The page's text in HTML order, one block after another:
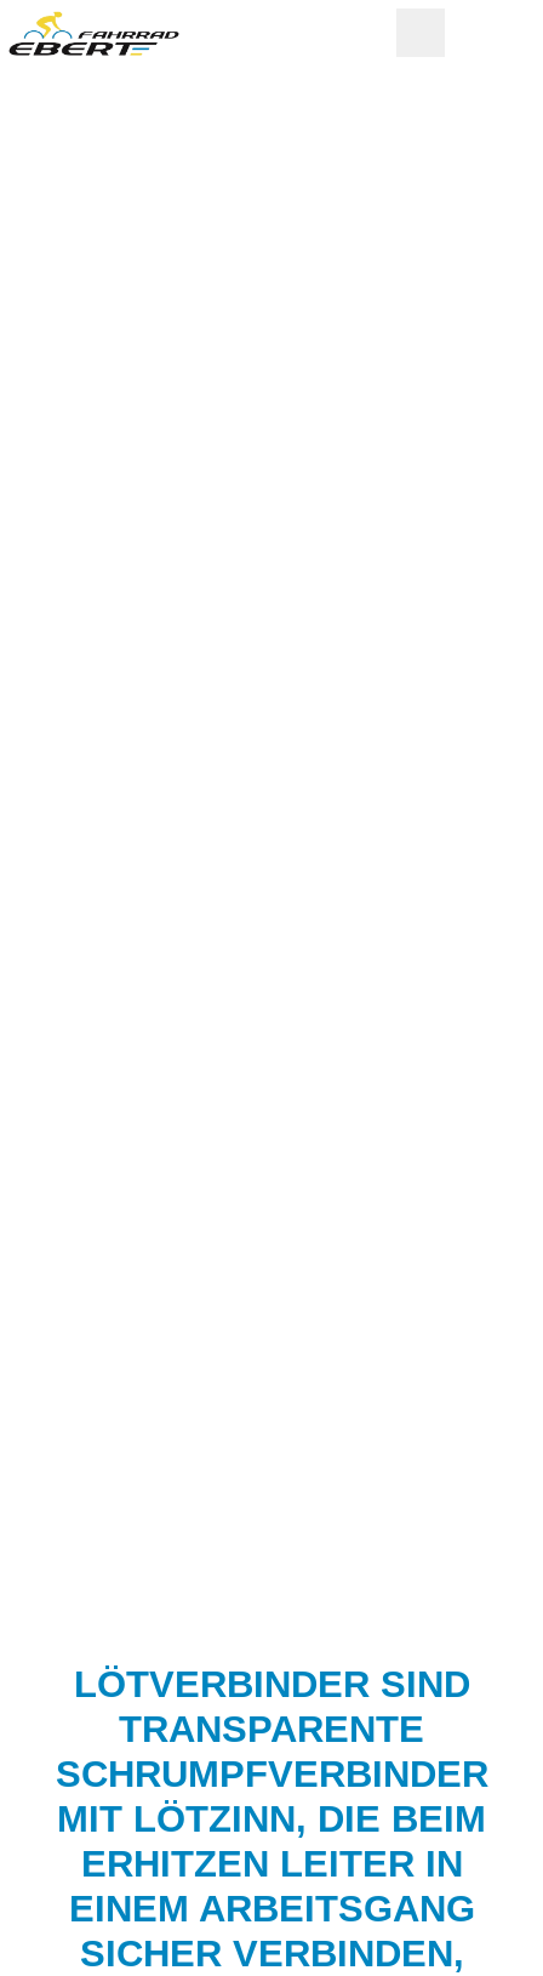
LÖTVERBINDER SIND
TRANSPARENTE
SCHRUMPFVERBINDER
MIT LÖTZINN, DIE BEIM
ERHITZEN LEITER IN
EINEM ARBEITSGANG
SICHER VERBINDEN,